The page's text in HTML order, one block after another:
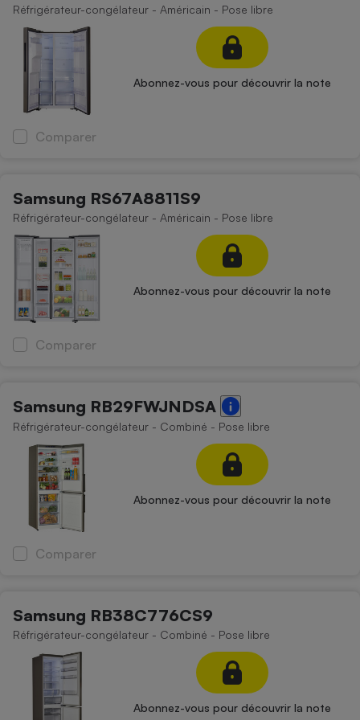
Réfrigérateur-congélateur - Américain - Pose libre
Abonnez-vous pour découvrir la note
Comparer
Samsung RS67A8811S9
Réfrigérateur-congélateur - Américain - Pose libre
Abonnez-vous pour découvrir la note
Comparer
Samsung RB29FWJNDSA
Réfrigérateur-congélateur - Combiné - Pose libre
Abonnez-vous pour découvrir la note
Comparer
Samsung RB38C776CS9
Réfrigérateur-congélateur - Combiné - Pose libre
Abonnez-vous pour découvrir la note